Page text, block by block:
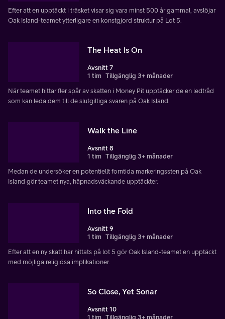
Efter att en upptäckt i träsket visar sig vara minst 500 år gammal, avslöjar
Oak Island-teamet ytterligare en konstgjord struktur på Lot 5.
The Heat Is On
Avsnitt 7
1 tim Tillgänglig 3+ månader
När teamet hittar fler spår av skatten i Money Pit upptäcker de en ledtråd
som kan leda dem till de slutgiltiga svaren på Oak Island.
Walk the Line
Avsnitt 8
1 tim Tillgänglig 3+ månader
Medan de undersöker en potentiellt forntida markeringssten på Oak
Island gör teamet nya, häpnadsväckande upptäckter.
Into the Fold
Avsnitt 9
1 tim Tillgänglig 3+ månader
Efter att en ny skatt har hittats på lot 5 gör Oak Island-teamet en upptäckt
med möjliga religiösa implikationer.
So Close, Yet Sonar
Avsnitt 10
1 tim Tillgänglig 3+ månader